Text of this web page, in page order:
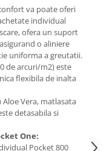
va poate oferi
individual
ofera un suport
o aliniere
uniforma a greutatii.
de arcuri/m2) este
flexibila de inalta
Vera, matlasata
detasabila si
One:
Pocket 800